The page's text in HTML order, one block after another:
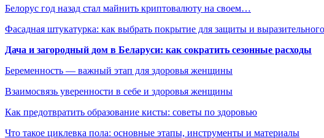
Белорус год назад стал майнить криптовалюту на своем…
Фасадная штукатурка: как выбрать покрытие для защиты и
Дача и загородный дом в Беларуси: как сократить сезонные расходы
Беременность — важный этап для здоровья женщины
Взаимосвязь уверенности в себе и здоровья женщины
Как предотвратить образование кисты: советы по здоровью
Что такое циклевка пола: основные этапы, инструменты и материалы